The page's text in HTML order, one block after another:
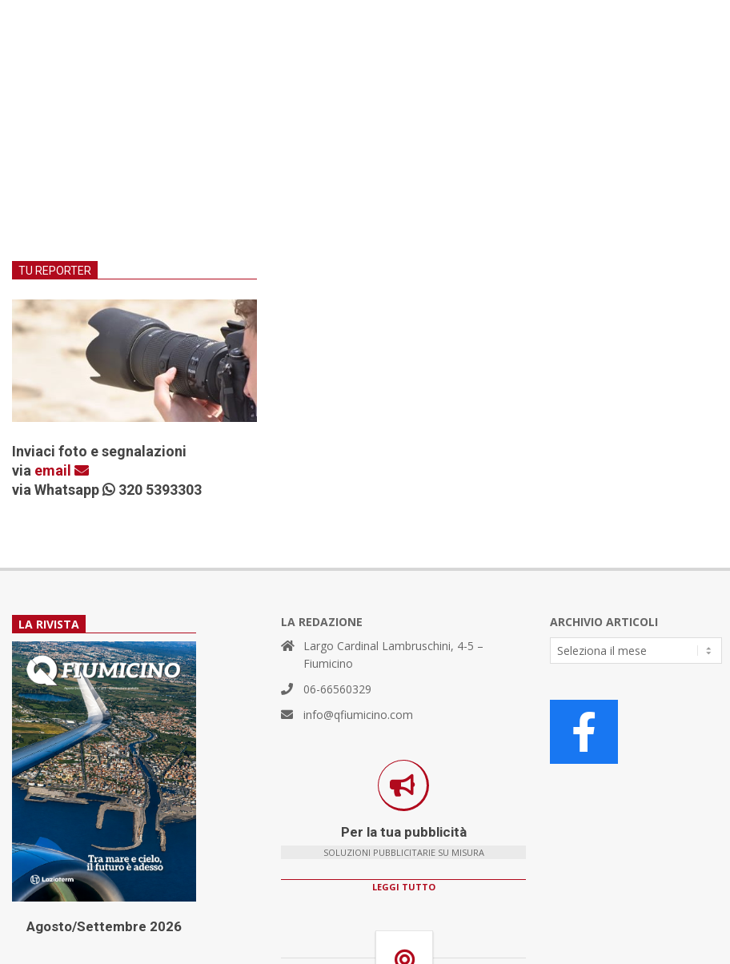
TU REPORTER
Inviaci foto e segnalazioni
via email
via Whatsapp
320 5393303
LA RIVISTA
Agosto/Settembre 2026
LA REDAZIONE
Largo Cardinal Lambruschini, 4-5 –
Fiumicino
06-66560329
info@qfiumicino.com
Per la tua pubblicità
SOLUZIONI PUBBLICITARIE SU MISURA
LEGGI TUTTO
ARCHIVIO ARTICOLI
Archivio
Articoli